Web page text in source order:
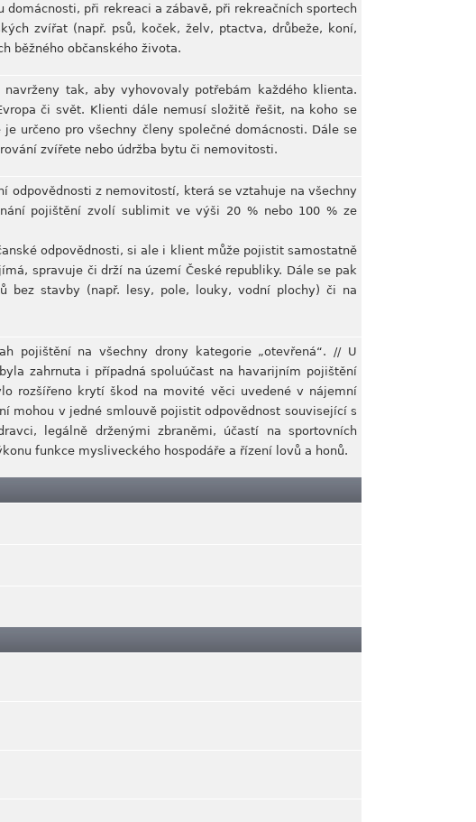
při rekreaci a zábavě, při rekreačních sportech
zvířat (např. psů, koček, želv, ptactva, drůbeže, koní,
běžného občanského života.
tak, aby vyhovovaly potřebám každého klienta.
či svět. Klienti dále nemusí složitě řešit, na koho se
určeno pro všechny členy společné domácnosti. Dále se
zvířete nebo údržba bytu či nemovitosti.
odpovědnosti z nemovitostí, která se vztahuje na všechny
pojištění zvolí sublimit ve výši 20 % nebo 100 % ze
odpovědnosti, si ale i klient může pojistit samostatně
spravuje či drží na území České republiky. Dále se pak
bez stavby (např. lesy, pole, louky, vodní plochy) či na
pojištění na všechny drony kategorie „otevřená“. // U
zahrnuta i případná spoluúčast na havarijním pojištění
rozšířeno krytí škod na movité věci uvedené v nájemní
mohou v jedné smlouvě pojistit odpovědnost související s
legálně drženými zbraněmi, účastí na sportovních
funkce mysliveckého hospodáře a řízení lovů a honů.